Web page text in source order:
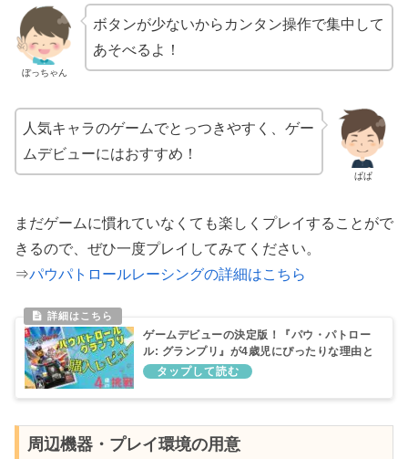
ぼっちゃん
ボタンが少ないからカンタン操作で集中して
あそべるよ！
ぱぱ
人気キャラのゲームでとっつきやすく、ゲー
ムデビューにはおすすめ！
まだゲームに慣れていなくても楽しくプレイすることがで
きるので、ぜひ一度プレイしてみてください。
⇒パウパトロールレーシングの詳細はこちら
ゲームデビューの決定版！『パウ・パトロー
ル: グランプリ』が4歳児にぴったりな理由と
は？
周辺機器・プレイ環境の用意